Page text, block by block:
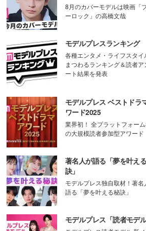
8月のカバーモデルは映画「
ーロック」の高橋文哉
モデルプレスランキング
各種エンタメ・ライフスタイ
まつわるランキング＆読者ア
ート結果を発表
モデルプレス ベストドラ
ワード2025
業界初！ 全プラットフォー
の大規模読者参加型アワード
著名人が語る「夢を叶え
訣」
モデルプレス独自取材！著名
語る「夢を叶える秘訣」
モデルプレス「読者モデル